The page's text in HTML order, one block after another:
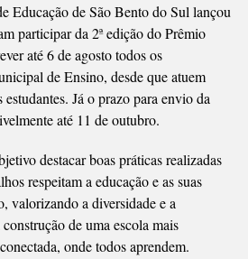
ABERTAS
Educação de São Bento do Sul lançou
participar da 2ª edição do Prêmio
até 6 de agosto todos os
de Ensino, desde que atuem
Já o prazo para envio da
até 11 de outubro.
destacar boas práticas realizadas
respeitam a educação e as suas
valorizando a diversidade e a
de uma escola mais
onde todos aprendem.